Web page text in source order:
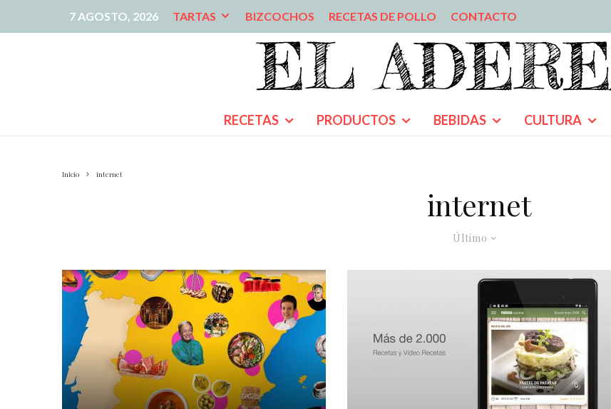
7 AGOSTO, 2026 TARTAS BIZCOCHOS RECETAS DE POLLO CONTACTO
RECETAS PRODUCTOS BEBIDAS CULTURA
Inicio internet
internet
Último